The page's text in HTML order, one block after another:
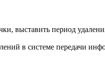
выставить период
в системе передачи